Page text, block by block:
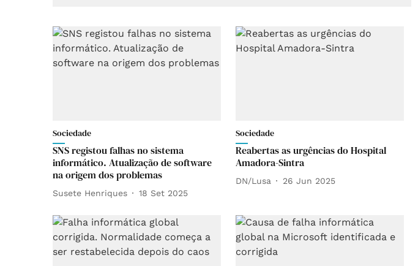
Sociedade
SNS registou falhas no sistema
informático. Atualização de software
na origem dos problemas
Susete Henriques 18 Set 2025
Sociedade
Reabertas as urgências do Hospital
Amadora-Sintra
DN/Lusa 26 Jun 2025